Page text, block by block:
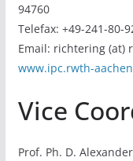
94760
Telefax: +49-241-80-
Email: richtering (at)
www.ipc.rwth-
Vice
Prof. Ph. D.